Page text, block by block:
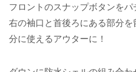
フロントのスナップボタンを
右の袖口と首後ろにある部分
分に使えるアウターに！